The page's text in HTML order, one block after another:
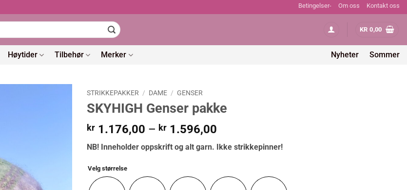
Betingelser- Om oss Kontakt oss
KR 0,00
Høytider Tilbehør Merker Nyheter Sommer
STRIKKEPAKKER / DAME / GENSER
SKYHIGH Genser pakke
kr 1.176,00 – kr 1.596,00
kr 1.176,00
til
NB! Inneholder oppskrift og alt garn. Ikke strikkepinner!
Velg størrelse